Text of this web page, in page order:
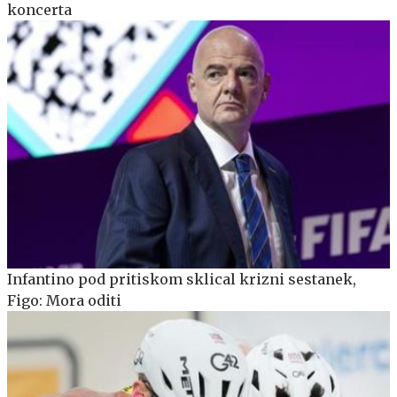
koncerta
Infantino pod pritiskom sklical krizni sestanek,
Figo: Mora oditi